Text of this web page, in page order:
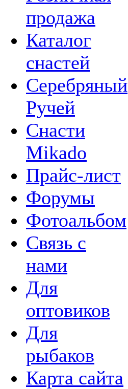
продажа
Каталог
снастей
Серебряный
Ручей
Снасти
Mikado
Прайс-лист
Форумы
Фотоальбом
Связь с
нами
Для
оптовиков
Для
рыбаков
Карта сайта